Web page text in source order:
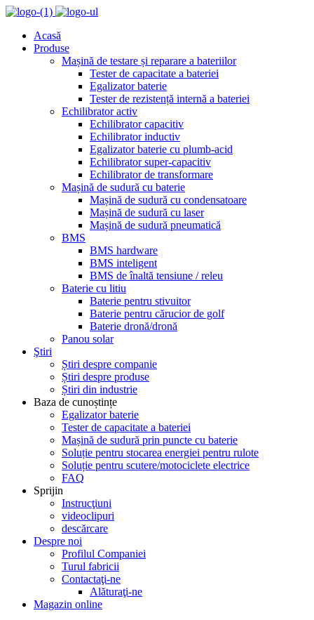
Acasă
Produse
Mașină de testare și reparare a bateriilor
Tester de capacitate a bateriei
Egalizator baterie
Tester de rezistență internă a bateriei
Echilibrator activ
Echilibrator capacitiv
Echilibrator inductiv
Egalizator baterie cu plumb-acid
Echilibrator super-capacitiv
Echilibrator de transformare
Mașină de sudură cu baterie
Mașină de sudură cu condensatoare
Mașină de sudură cu laser
Mașină de sudură pneumatică
BMS
BMS hardware
BMS inteligent
BMS de înaltă tensiune / releu
Baterie cu litiu
Baterie pentru stivuitor
Baterie pentru cărucior de golf
Baterie dronă/dronă
Panou solar
Ştiri
Știri despre companie
Știri despre produse
Știri din industrie
Baza de cunoștințe
Egalizator baterie
Tester de capacitate a bateriei
Mașină de sudură prin puncte cu baterie
Soluție pentru stocarea energiei pentru rulote
Soluție pentru scutere/motociclete electrice
FAQ
Sprijin
Instrucţiuni
videoclipuri
descărcare
Despre noi
Profilul Companiei
Turul fabricii
Contactaţi-ne
Alăturaţi-ne
Magazin online